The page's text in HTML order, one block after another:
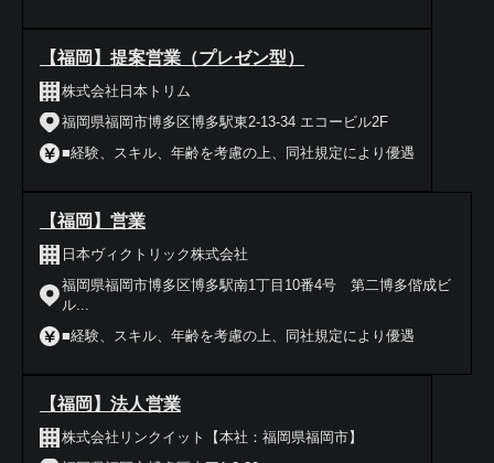
【福岡】提案営業（プレゼン型）
株式会社日本トリム
福岡県福岡市博多区博多駅東2-13-34 エコービル2F
■経験、スキル、年齢を考慮の上、同社規定により優遇
【福岡】営業
日本ヴィクトリック株式会社
福岡県福岡市博多区博多駅南1丁目10番4号 第二博多偕成ビ
ル...
■経験、スキル、年齢を考慮の上、同社規定により優遇
【福岡】法人営業
株式会社リンクイット【本社：福岡県福岡市】